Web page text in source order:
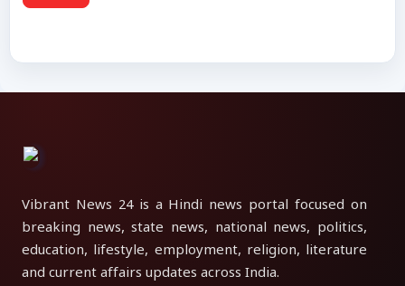
Vibrant News 24 is a Hindi news portal focused on
breaking news, state news, national news, politics,
education, lifestyle, employment, religion, literature
and current affairs updates across India.